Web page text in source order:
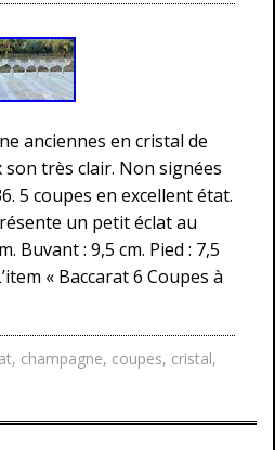
anciennes en cristal de
son très clair. Non signées
5 coupes en excellent état.
un petit éclat au
Buvant : 9,5 cm. Pied : 7,5
« Baccarat 6 Coupes à
, champagne, coupes, cristal,